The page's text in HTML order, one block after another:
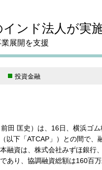
ンド法人が実
展開を支援
投資金融
田 匡史）は、16日、横浜ゴ
以下「ATCAP」）との間で、
融資は、株式会社みずほ銀行
あり、協調融資総額は160百万